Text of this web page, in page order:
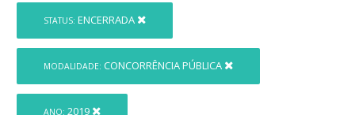
STATUS: ENCERRADA
MODALIDADE: CONCORRÊNCIA PÚBLICA
ANO: 2019